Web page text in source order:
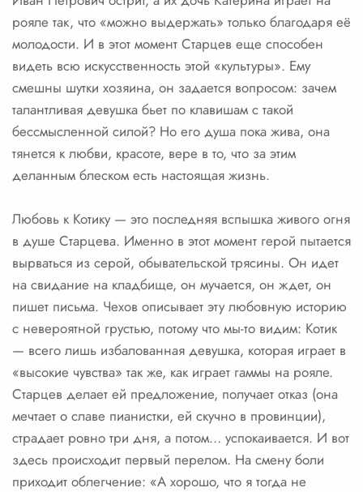
рояле так, что «можно выдержать» только благодаря её
молодости. И в этот момент Старцев еще способен
видеть всю искусственность этой «культуры». Ему
смешны шутки хозяина, он задается вопросом: зачем
талантливая девушка бьет по клавишам с такой
бессмысленной силой? Но его душа пока жива, она
тянется к любви, красоте, вере в то, что за этим
деланным блеском есть настоящая жизнь.
Любовь к Котику — это последняя вспышка живого огня
в душе Старцева. Именно в этот момент герой пытается
вырваться из серой, обывательской трясины. Он идет
на свидание на кладбище, он мучается, он ждет, он
пишет письма. Чехов описывает эту любовную историю
с невероятной грустью, потому что мы-то видим: Котик
— всего лишь избалованная девушка, которая играет в
«высокие чувства» так же, как играет гаммы на рояле.
Старцев делает ей предложение, получает отказ (она
мечтает о славе пианистки, ей скучно в провинции),
страдает ровно три дня, а потом… успокаивается. И вот
здесь происходит первый перелом. На смену боли
приходит облегчение: «А хорошо, что я тогда не